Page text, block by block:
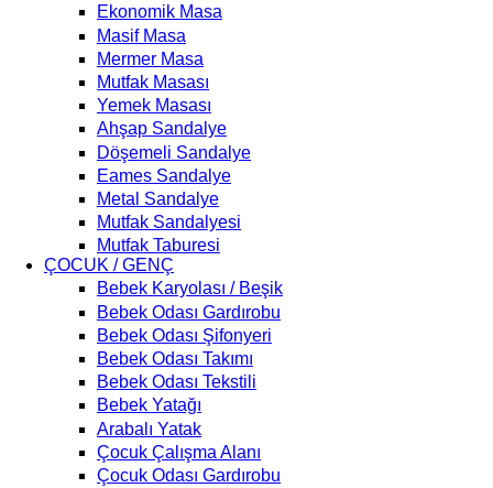
Ekonomik Masa
Masif Masa
Mermer Masa
Mutfak Masası
Yemek Masası
Ahşap Sandalye
Döşemeli Sandalye
Eames Sandalye
Metal Sandalye
Mutfak Sandalyesi
Mutfak Taburesi
ÇOCUK / GENÇ
Bebek Karyolası / Beşik
Bebek Odası Gardırobu
Bebek Odası Şifonyeri
Bebek Odası Takımı
Bebek Odası Tekstili
Bebek Yatağı
Arabalı Yatak
Çocuk Çalışma Alanı
Çocuk Odası Gardırobu